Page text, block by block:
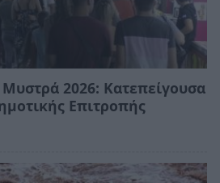
2026: Κατεπείγουσα
Επιτροπής